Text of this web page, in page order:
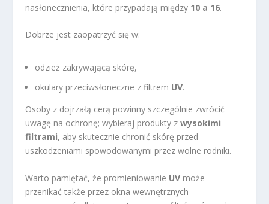
nasłonecznienia, które przypadają między 10 a 16.
Dobrze jest zaopatrzyć się w:
odzież zakrywającą skórę,
okulary przeciwsłoneczne z filtrem UV.
Osoby z dojrzałą cerą powinny szczególnie zwrócić
uwagę na ochronę; wybieraj produkty zwysokimi
filtrami, aby skutecznie chronić skórę przed
uszkodzeniami spowodowanymi przez wolne rodniki.
Warto pamiętać, że promieniowanie UV może
przenikać także przez okna wewnętrznych